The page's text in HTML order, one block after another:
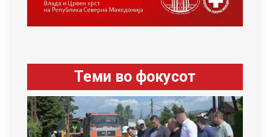
Теми во фокусот